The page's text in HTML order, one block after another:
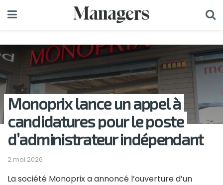
Monoprix lance un appel à
candidatures pour le poste
d’administrateur indépendant
2 mai 2026
La société Monoprixa annoncé l’ouverture d’un